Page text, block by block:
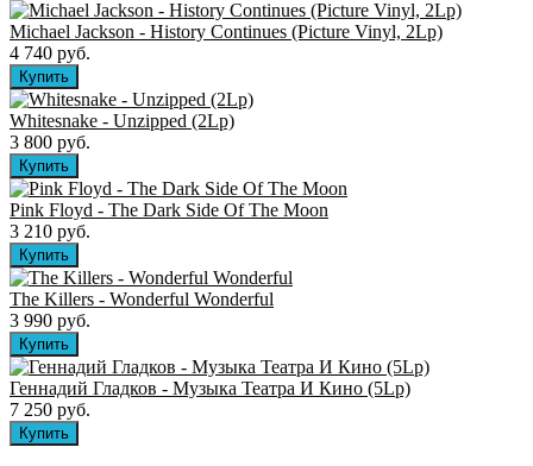
Michael Jackson - History Continues (Picture Vinyl, 2Lp)
4 740 руб.
Whitesnake - Unzipped (2Lp)
3 800 руб.
Pink Floyd - The Dark Side Of The Moon
3 210 руб.
The Killers ‎- Wonderful Wonderful
3 990 руб.
Геннадий Гладков - Музыка Театра И Кино (5Lp)
7 250 руб.